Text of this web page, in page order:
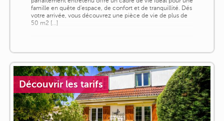
famille en quête d'espace, de confort et de tranquillité. Dés
votre arrivée, vous découvrez une pièce de vie de plus de
50 m2 [...]
Découvrir les tarifs